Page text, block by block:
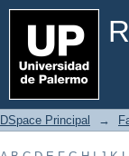
Filtrar por:
DSpace Principal →